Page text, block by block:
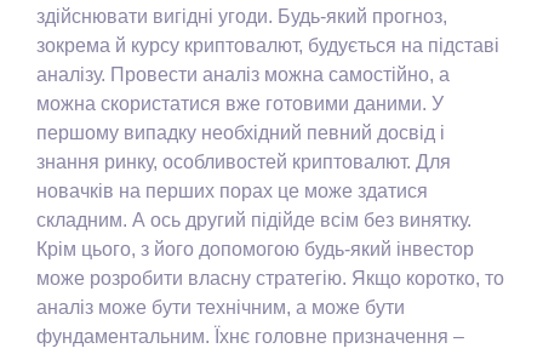
здійснювати вигідні угоди. Будь-який прогноз,
зокрема й курсу криптовалют, будується на підставі
аналізу. Провести аналіз можна самостійно, а
можна скористатися вже готовими даними. У
першому випадку необхідний певний досвід і
знання ринку, особливостей криптовалют. Для
новачків на перших порах це може здатися
складним. А ось другий підійде всім без винятку.
Крім цього, з його допомогою будь-який інвестор
може розробити власну стратегію. Якщо коротко, то
аналіз може бути технічним, а може бути
фундаментальним. Їхнє головне призначення –